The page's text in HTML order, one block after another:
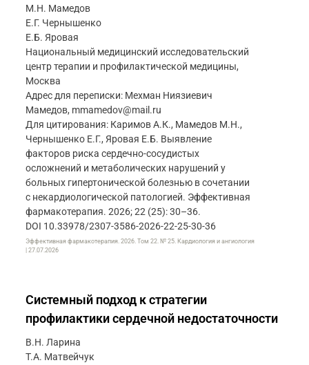
М.Н. Мамедов
Е.Г. Чернышенко
Е.Б. Яровая
Национальный медицинский исследовательский
центр терапии и профилактической медицины,
Москва
Адрес для переписки: Мехман Ниязиевич
Мамедов, mmamedov@mail.ru
Для цитирования: Каримов А.К., Мамедов М.Н.,
Чернышенко Е.Г., Яровая Е.Б. Выявление
факторов риска сердечно-сосудистых
осложнений и метаболических нарушений у
больных гипертонической болезнью в сочетании
с некардиологической патологией. Эффективная
фармакотерапия. 2026; 22 (25): 30–36.
DOI 10.33978/2307-3586-2026-22-25-30-36
Эффективная фармакотерапия. 2026. Том 22. № 25. Кардиология и ангиология
| 27.07.2026
Системный подход к стратегии
профилактики сердечной недостаточности
В.Н. Ларина
Т.А. Матвейчук